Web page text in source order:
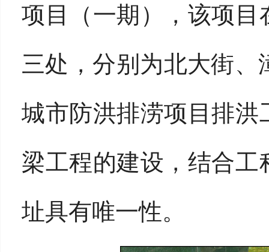
项目（一期），该项
三处，分别为北大街、
城市防洪排涝项目排
梁工程的建设，结合
址具有唯一性。